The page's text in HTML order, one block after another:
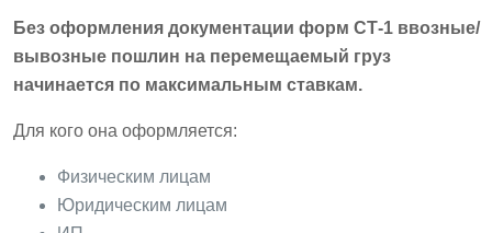
Без оформления документации форм СТ-1 ввозные/
вывозные пошлин на перемещаемый груз
начинается по максимальным ставкам.
Для кого она оформляется:
Физическим лицам
Юридическим лицам